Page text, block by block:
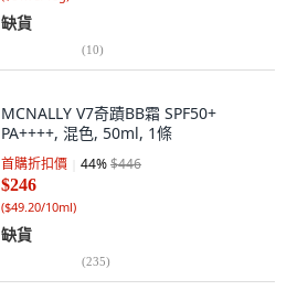
缺貨
(10)
MCNALLY V7奇蹟BB霜 SPF50+
PA++++, 混色, 50ml, 1條
首購折扣價 44%$446
$246
($49.20/10ml)
缺貨
(235)